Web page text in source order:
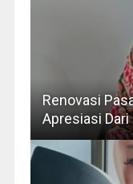
Renovasi
Apresiasi